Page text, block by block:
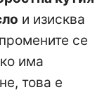
и изисква
се
има
това е